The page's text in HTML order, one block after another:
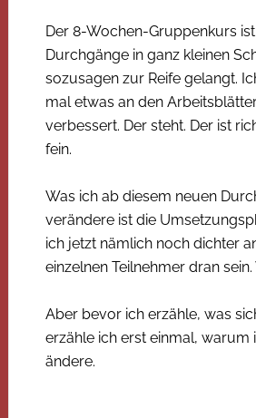
Der 8-Wochen-Gruppenkurs
Durchgänge in ganz kleinen
sozusagen zur Reife gelangt.
mal etwas an den
verbessert. Der steht. Der ist
fein.
Was ich ab diesem neuen
verändere ist die
ich jetzt nämlich noch dichter
einzelnen Teilnehmer dran sein.
Aber bevor ich erzähle, was
erzähle ich erst einmal, warum
ändere.